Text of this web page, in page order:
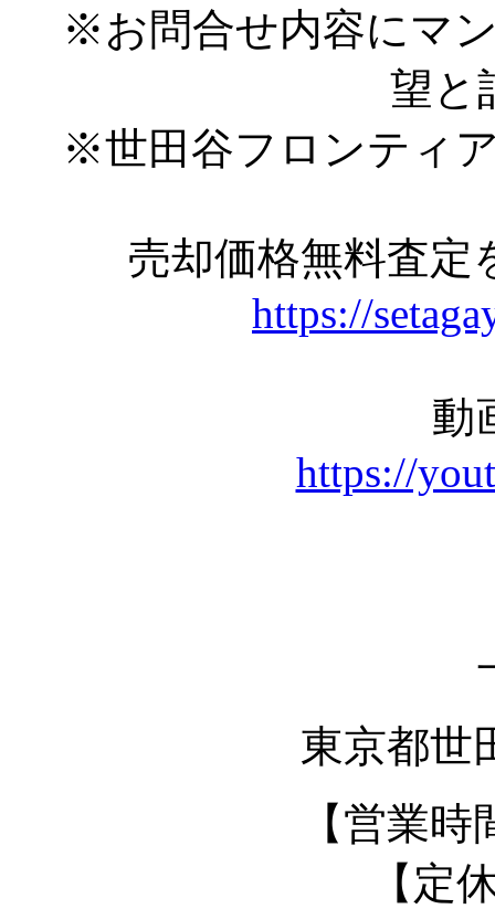
※お問合せ内容にマ
望と
※世田谷フロンティ
売却価格無料査定
https://
動
https://
東京都世
【営業
【定